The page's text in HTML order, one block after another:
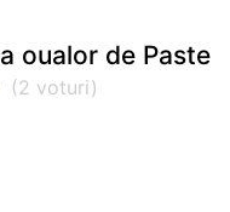
oualor de Paste